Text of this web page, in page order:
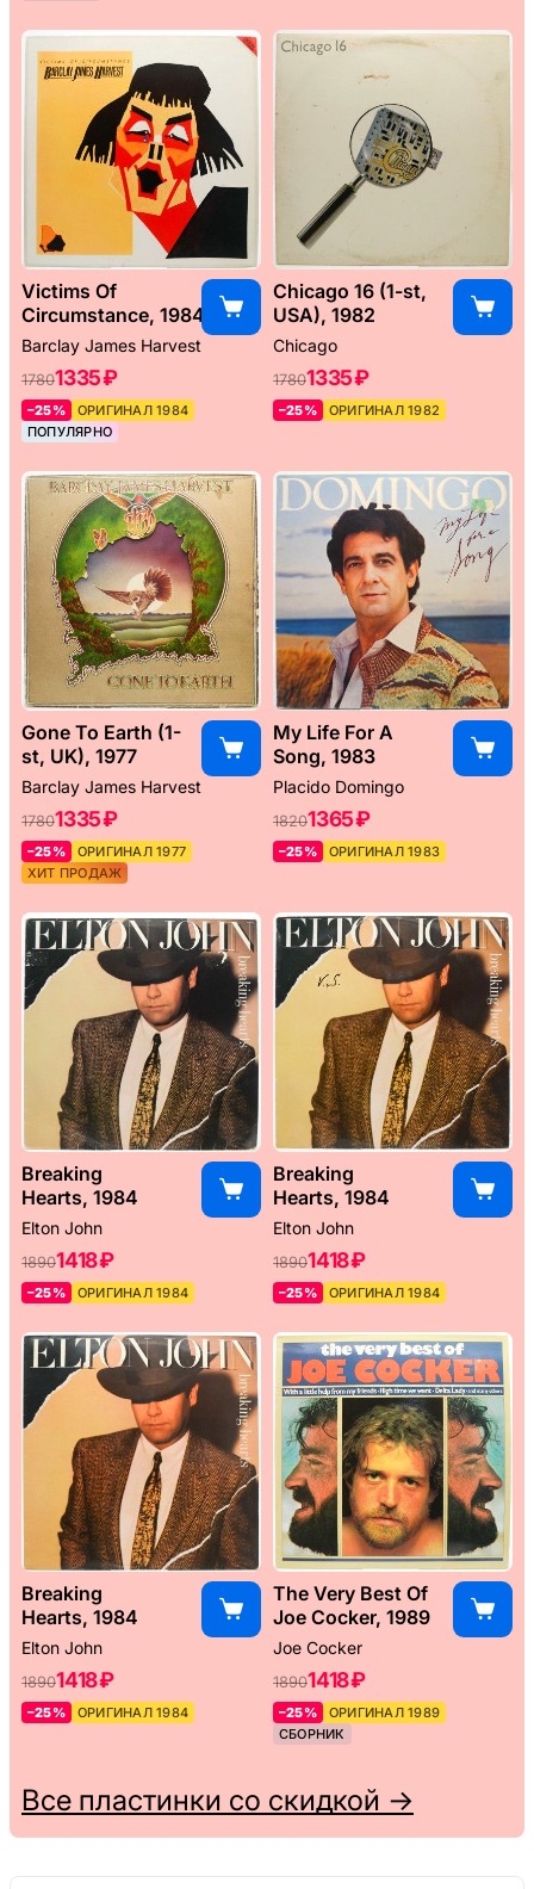
Victims Of
Circumstance, 1984
Barclay James Harvest
17801335 ₽
–25%
ОРИГИНАЛ 1984
ПОПУЛЯРНО
Chicago 16 (1-st,
USA), 1982
Chicago
17801335 ₽
–25% ОРИГИНАЛ 1982
Gone To Earth (1-
st, UK), 1977
Barclay James Harvest
17801335 ₽
–25%
ОРИГИНАЛ 1977
ХИТ ПРОДАЖ
My Life For A
Song, 1983
Placido Domingo
18201365 ₽
–25% ОРИГИНАЛ 1983
Breaking
Hearts, 1984
Elton John
18901418 ₽
–25% ОРИГИНАЛ 1984
Breaking
Hearts, 1984
Elton John
18901418 ₽
–25% ОРИГИНАЛ 1984
Breaking
Hearts, 1984
Elton John
18901418 ₽
–25% ОРИГИНАЛ 1984
The Very Best Of
Joe Cocker, 1989
Joe Cocker
18901418 ₽
–25%
ОРИГИНАЛ 1989
СБОРНИК
Все пластинки со скидкой →